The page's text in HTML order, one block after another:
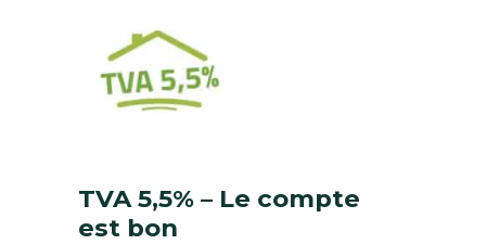
TVA 5,5% – Le compte
est bon